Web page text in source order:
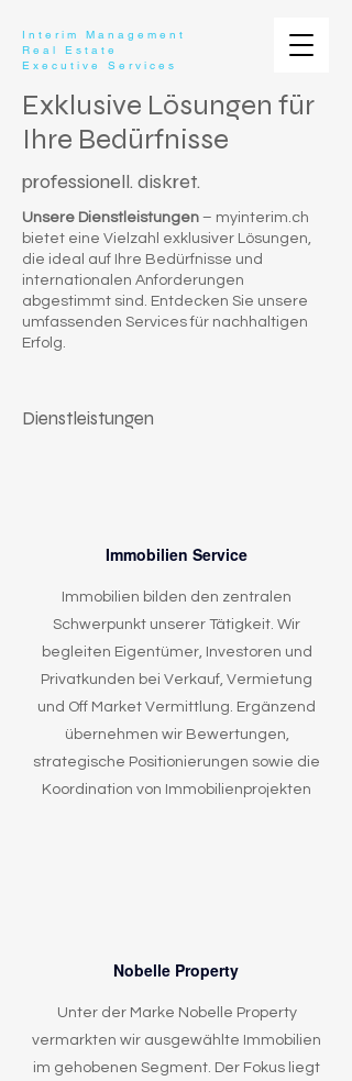
Interim Management
Real Estate
Executive Services
Exklusive Lösungen für
Ihre Bedürfnisse
professionell. diskret.
Unsere Dienstleistungen – myinterim.ch
bietet eine Vielzahl exklusiver Lösungen,
die ideal auf Ihre Bedürfnisse und
internationalen Anforderungen
abgestimmt sind. Entdecken Sie unsere
umfassenden Services für nachhaltigen
Erfolg.
Dienstleistungen
Immobilien Service
Immobilien bilden den zentralen
Schwerpunkt unserer Tätigkeit. Wir
begleiten Eigentümer, Investoren und
Privatkunden bei Verkauf, Vermietung
und Off Market Vermittlung. Ergänzend
übernehmen wir Bewertungen,
strategische Positionierungen sowie die
Koordination von Immobilienprojekten
Nobelle Property
Unter der Marke Nobelle Property
vermarkten wir ausgewählte Immobilien
im gehobenen Segment. Der Fokus liegt